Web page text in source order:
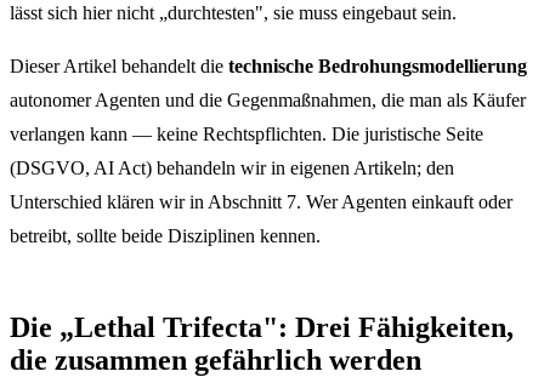
lässt sich hier nicht „durchtesten", sie muss eingebaut sein.
Dieser Artikel behandelt die technische Bedrohungsmodellierung
autonomer Agenten und die Gegenmaßnahmen, die man als Käufer
verlangen kann — keine Rechtspflichten. Die juristische Seite
(DSGVO, AI Act) behandeln wir in eigenen Artikeln; den
Unterschied klären wir in Abschnitt 7. Wer Agenten einkauft oder
betreibt, sollte beide Disziplinen kennen.
Die „Lethal Trifecta": Drei Fähigkeiten,
die zusammen gefährlich werden